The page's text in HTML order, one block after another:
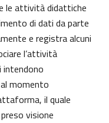
le attività didattiche
di dati da parte
e registra alcuni
l’attività
intendono
momento
il quale
visione